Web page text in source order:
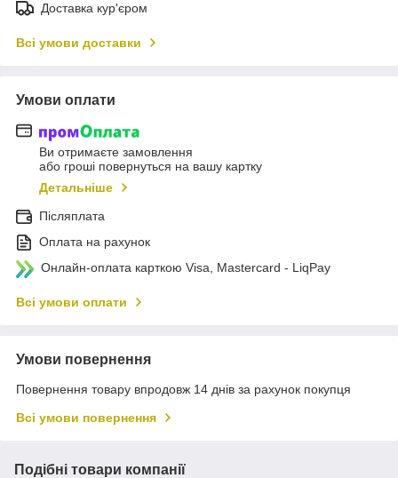
Доставка кур'єром
Всі умови доставки
Умови оплати
Ви отримаєте замовлення
або гроші повернуться на вашу картку
Детальніше
Післяплата
Оплата на рахунок
Онлайн-оплата карткою Visa, Mastercard - LiqPay
Всі умови оплати
Умови повернення
Повернення товару впродовж 14 днів за рахунок покупця
Всі умови повернення
Подібні товари компанії